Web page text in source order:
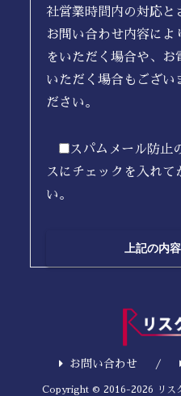
社営業時間内の対応と
お問い合わせ内容によ
をいただく場合や、お
いただく場合もござい
ださい。
スパムメール防止
スにチェックを入れて
い。
お問い合わせ
Copyright © 2016-2026 リス